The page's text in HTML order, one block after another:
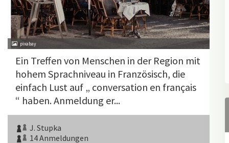
pixabay
Ein Treffen von Menschen in der Region mit
hohem Sprachniveau in Französisch, die
einfach Lust auf „ conversation en français
“ haben. Anmeldung er...
J. Stupka
14 Anmeldungen